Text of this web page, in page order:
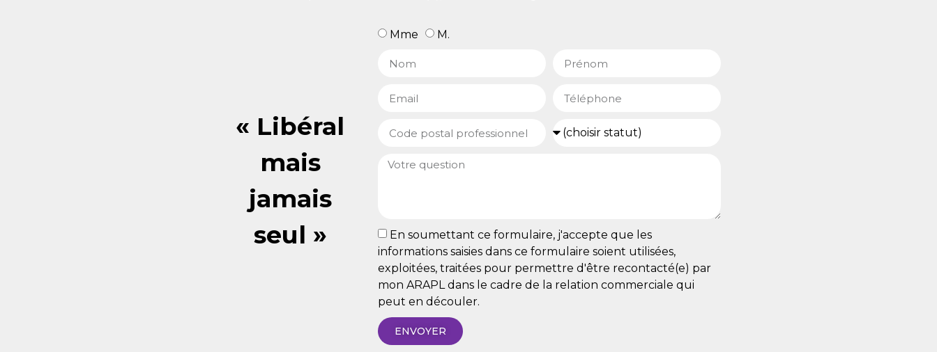
« Libéral
mais
jamais
seul »
Mme M.
En soumettant ce formulaire, j'accepte que les
informations saisies dans ce formulaire soient utilisées,
exploitées, traitées pour permettre d'être recontacté(e) par
mon ARAPL dans le cadre de la relation commerciale qui
peut en découler.
ENVOYER